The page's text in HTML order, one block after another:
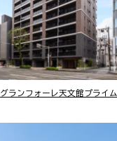
グランフォーレ天文館プライム